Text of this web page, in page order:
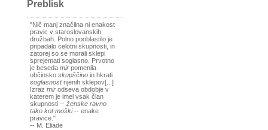
Preblisk
"Nič manj značilna ni enakost
pravic v staroslovanskih
družbah. Polno pooblastilo je
pripadalo celotni skupnosti, in
zatorej so se morali sklepi
sprejemati soglasno. Prvotno
je beseda mir pomenila
občinsko skupščino in hkrati
soglasnostnjenih sklepov[...]
Izraz mir odseva obdobje v
katerem je imel vsak član
skupnosti -- ženske ravno
tako kot moški-- enake
pravice."
-- M. Eliade